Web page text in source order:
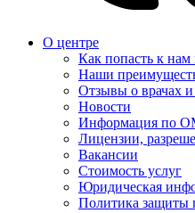
О центре
Как попасть к нам
Наши
Отзывы о врачах
Новости
Информация по
Лицензии,
Вакансии
Стоимость услуг
Юридическая
Политика защиты